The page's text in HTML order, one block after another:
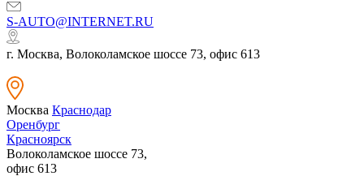
S-AUTO@INTERNET.RU
г. Москва, Волоколамское шоссе 73, офис 613
Москва Краснодар
Оренбург
Красноярск
Волоколамское шоссе 73,
офис 613